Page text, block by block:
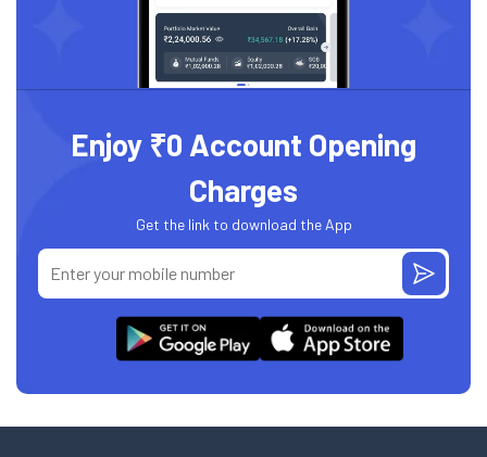
Enjoy ₹0 Account Opening
Charges
Get the link to download the App